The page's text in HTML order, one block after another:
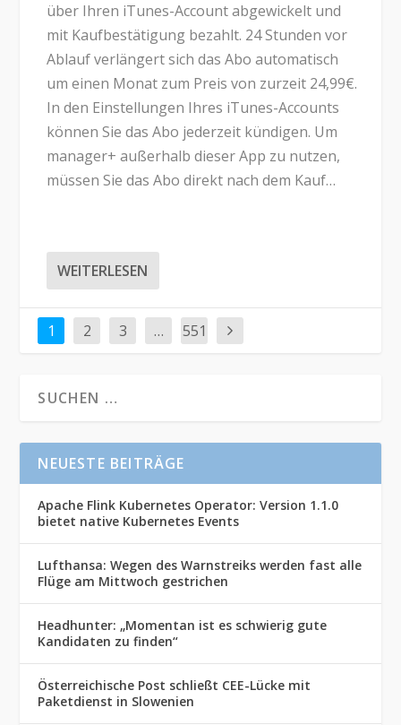
über Ihren iTunes-Account abgewickelt und
mit Kaufbestätigung bezahlt. 24 Stunden vor
Ablauf verlängert sich das Abo automatisch
um einen Monat zum Preis von zurzeit 24,99€.
In den Einstellungen Ihres iTunes-Accounts
können Sie das Abo jederzeit kündigen. Um
manager+ außerhalb dieser App zu nutzen,
müssen Sie das Abo direkt nach dem Kauf…
WEITERLESEN
1 2 3 … 551
NEUESTE BEITRÄGE
Apache Flink Kubernetes Operator: Version 1.1.0
bietet native Kubernetes Events
Lufthansa: Wegen des Warnstreiks werden fast alle
Flüge am Mittwoch gestrichen
Headhunter: „Momentan ist es schwierig gute
Kandidaten zu finden“
Österreichische Post schließt CEE-Lücke mit
Paketdienst in Slowenien